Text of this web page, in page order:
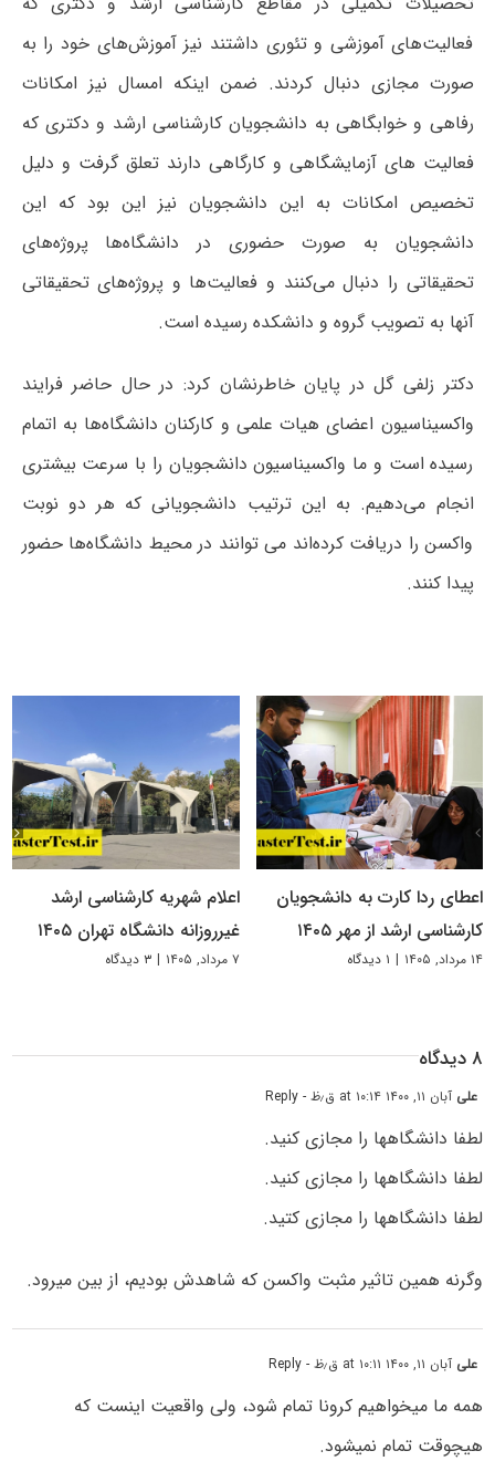
فعالیت‌های آموزشی و تئوری داشتند نیز آموزش‌های خود را به
صورت مجازی دنبال کردند. ضمن اینکه امسال نیز امکانات
رفاهی و خوابگاهی به دانشجویان کارشناسی ارشد و دکتری که
فعالیت های آزمایشگاهی و کارگاهی دارند تعلق گرفت و دلیل
تخصیص امکانات به این دانشجویان نیز این بود که این
دانشجویان به صورت حضوری در دانشگاه‌ها پروژه‌های
تحقیقاتی را دنبال می‌کنند و فعالیت‌ها و پروژه‌های تحقیقاتی
آنها به تصویب گروه و دانشکده رسیده است.
دکتر زلفی گل در پایان خاطرنشان کرد: در حال حاضر فرایند
واکسیناسیون اعضای هیات علمی و کارکنان دانشگاه‌ها به اتمام
رسیده است و ما واکسیناسیون دانشجویان را با سرعت بیشتری
انجام می‌دهیم. به این ترتیب دانشجویانی که هر دو نوبت
واکسن را دریافت کرده‌اند می توانند در محیط دانشگاه‌ها حضور
پیدا کنند.
اعطای ردا کارت به دانشجویان
کارشناسی ارشد از مهر ۱۴۰۵
۱۴ مرداد, ۱۴۰۵ | ۱ دیدگاه
اعلام شهریه کارشناسی ارشد
غیرروزانه دانشگاه تهران ۱۴۰۵
۷ مرداد, ۱۴۰۵ | ۳ دیدگاه
۸ دیدگاه
علی آبان ۱۱, ۱۴۰۰ at ۱۰:۱۴ ق٫ظ - Reply
لطفا دانشگاهها را مجازی کنید.
لطفا دانشگاهها را مجازی کنید.
لطفا دانشگاهها را مجازی کتید.
وگرنه همین تاثیر مثبت واکسن که شاهدش بودیم، از بین میرود.
علی آبان ۱۱, ۱۴۰۰ at ۱۰:۱۱ ق٫ظ - Reply
همه ما میخواهیم کرونا تمام شود، ولی واقعیت اینست که
هیچوقت تمام نمیشود.